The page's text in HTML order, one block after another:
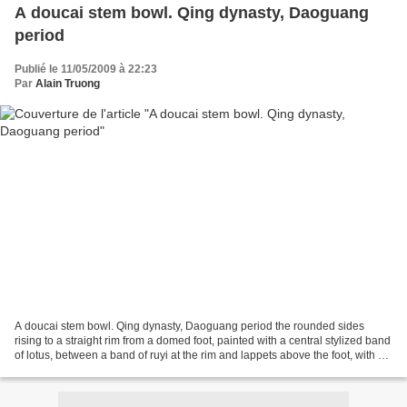
A doucai stem bowl. Qing dynasty, Daoguang
period
Publié le 11/05/2009 à 22:23
Par Alain Truong
A doucai stem bowl. Qing dynasty, Daoguang period the rounded sides
rising to a straight rim from a domed foot, painted with a central stylized band
of lotus, between a band of ruyi at the rim and lappets above the foot, with a